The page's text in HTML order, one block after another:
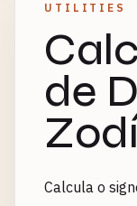
UTILITIES
de
Calcula o